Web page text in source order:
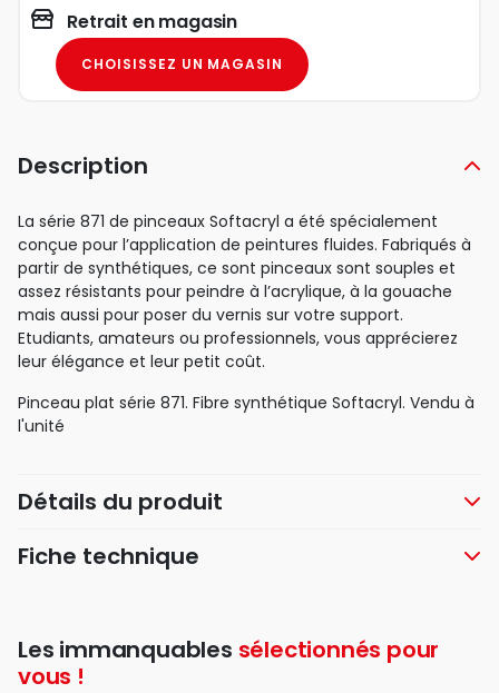
Retrait en magasin
CHOISISSEZ UN MAGASIN
Description
La série 871 de pinceaux Softacryl a été spécialement
conçue pour l’application de peintures fluides. Fabriqués à
partir de synthétiques, ce sont pinceaux sont souples et
assez résistants pour peindre à l’acrylique, à la gouache
mais aussi pour poser du vernis sur votre support.
Etudiants, amateurs ou professionnels, vous apprécierez
leur élégance et leur petit coût.
Pinceau plat série 871. Fibre synthétique Softacryl. Vendu à
l'unité
Détails du produit
Fiche technique
Les immanquables sélectionnés pour
vous !